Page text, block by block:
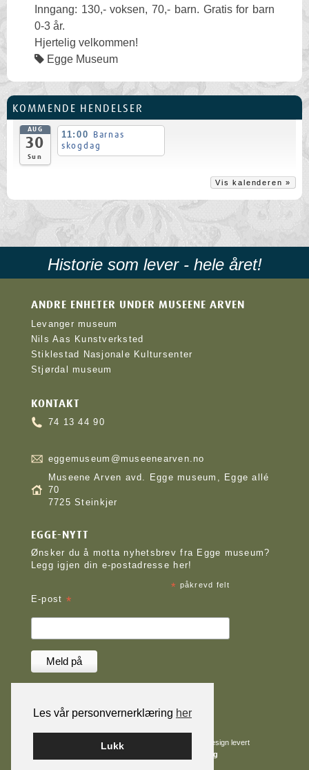
Les vår personvernerklæring her
Lukk
Inngang: 130,- voksen, 70,- barn. Gratis for barn
0-3 år.
Hjertelig velkommen!
Egge Museum
KOMMENDE HENDELSER
AUG
30
Sun
11:00
Barnas
skogdag
Vis kalenderen »
Historie som lever - hele året!
ANDRE ENHETER UNDER MUSEENE ARVEN
Levanger museum
Nils Aas Kunstverksted
Stiklestad Nasjonale Kultursenter
Stjørdal museum
KONTAKT
74 13 44 90
eggemuseum@museenearven.no
Museene Arven avd. Egge museum, Egge allé
70
7725 Steinkjer
EGGE-NYTT
Ønsker du å motta nyhetsbrev fra Egge museum?
Legg igjen din e-postadresse her!
* påkrevd felt
E-post *
Nettløsningen er levert av
Design levert
Tilgjengelighetserklæring